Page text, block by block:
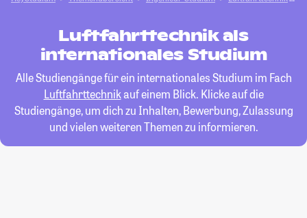
Luftfahrttechnik als
internationales Studium
Alle Studiengänge für ein internationales Studium im Fach
Luftfahrttechnikauf einem Blick. Klicke auf die
Studiengänge, um dich zu Inhalten, Bewerbung, Zulassung
und vielen weiteren Themen zu informieren.